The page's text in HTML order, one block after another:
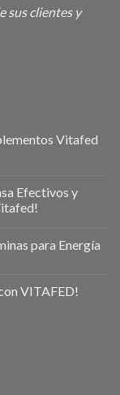
sus clientes y
Vitafed
Efectivos y
para Energía
VITAFED!